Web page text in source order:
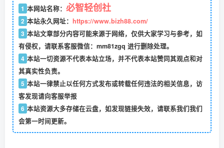
1 本网站名称： 必智轻创社
2 本站永久网址： https://www.bizh88.com/
3 本站文章部分内容可能来源于网络，仅供大家学习与参考，如
有侵权，请联系客服微信：mm81zgq 进行删除处理。
4 本站一切资源不代表本站立场，并不代表本站赞同其观点和对
其真实性负责。
5 本站一律禁止以任何方式发布或转载任何违法的相关信息，访
客发现请向客服举报
6 本站资源大多存储在云盘，如发现链接失效，请联系我们我们
会第一时间更新。